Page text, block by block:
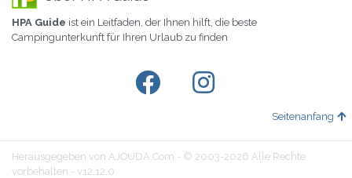
HPA Guide ist ein Leitfaden, der Ihnen hilft, die beste
Campingunterkunft für Ihren Urlaub zu finden
Seitenanfang
Herausgegeben von AJOUDA.Com - © 2003-2026 Alle Rechte
vorbehalten - v12.12.0